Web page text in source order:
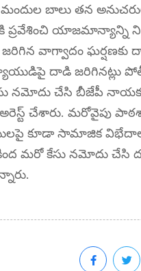
బాలు తన
యాజమాన్యాన్ని
జరిగిన వాగ్వాదం
దాడి జరిగినట్లు
నమోదు చేసి బీజేపీ
అరెస్ట్ చేశారు. మరోవైపు
కూడా సామాజిక
మరో కేసు నమోదు చేసి